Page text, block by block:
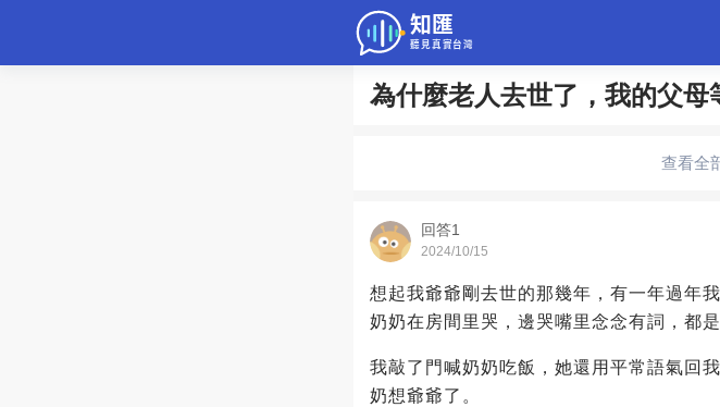
為什麼老人去世了，我的父母
查看全
回答1
2024/10/15
想起我爺爺剛去世的那幾年，有一年過年
奶奶在房間里哭，邊哭嘴里念念有詞，都
我敲了門喊奶奶吃飯，她還用平常語氣回
奶想爺爺了。
問答
夫妻